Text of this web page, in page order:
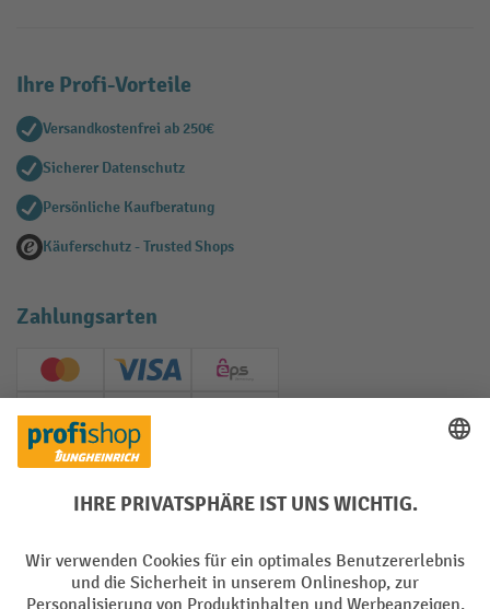
Ihre Profi-Vorteile
Versandkostenfrei ab 250€
Sicherer Datenschutz
Persönliche Kaufberatung
Käuferschutz - Trusted Shops
Zahlungsarten
Creditcard (Master)Creditcard (Visa)
EPS
PayPal
Soziale Netzwerke